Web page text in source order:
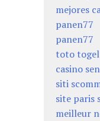
mejores
panen77
panen77
toto togel
casino
siti
site
meilleur